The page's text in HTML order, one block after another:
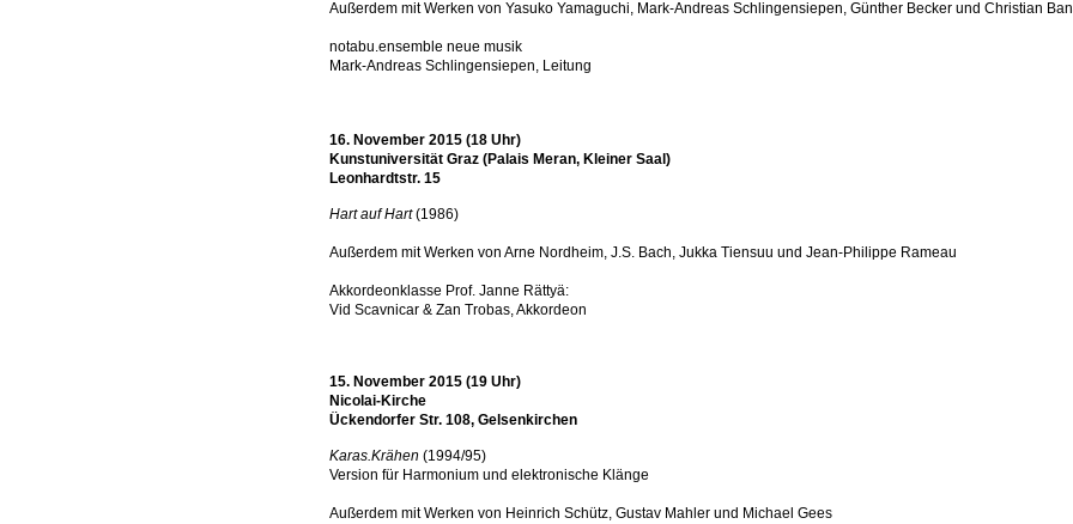
Außerdem mit Werken von Yasuko Yamaguchi, Mark-Andreas Schlingensiepen, Günther Becker und Christian
notabu.ensemble neue musik
Mark-Andreas Schlingensiepen, Leitung
16. November 2015 (18 Uhr)
Kunstuniversität Graz (Palais Meran, Kleiner Saal)
Leonhardtstr. 15
Hart auf Hart(1986)
Außerdem mit Werken von Arne Nordheim, J.S. Bach, Jukka Tiensuu und Jean-Philippe Rameau
Akkordeonklasse Prof. Janne Rättyä:
Vid Scavnicar & Zan Trobas, Akkordeon
15. November 2015 (19 Uhr)
Nicolai-Kirche
Ückendorfer Str. 108, Gelsenkirchen
Karas.Krähen (1994/95)
Version für Harmonium und elektronische Klänge
Außerdem mit Werken von Heinrich Schütz, Gustav Mahler und Michael Gees